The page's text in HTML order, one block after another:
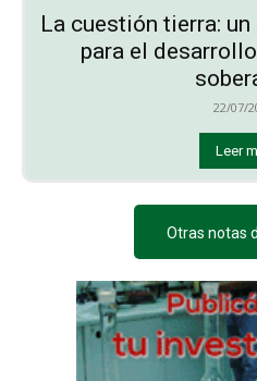
La cuestión tierra:
para el
22/07/
Leer
Otras notas